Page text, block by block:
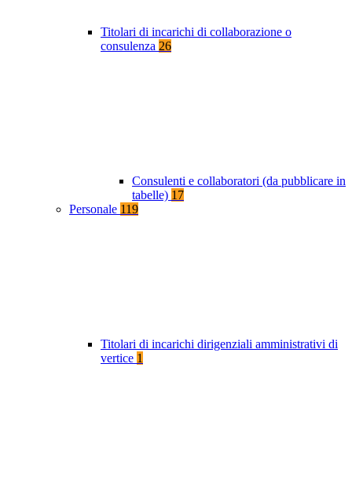
Titolari di incarichi di collaborazione o
consulenza 26
Consulenti e collaboratori (da pubblicare in
tabelle) 17
Personale 119
Titolari di incarichi dirigenziali amministrativi di
vertice 1